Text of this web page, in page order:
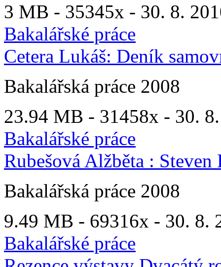
3 MB - 35345x - 30. 8.
Bakalářské práce
Cetera Lukáš: Deník
Bakalářská práce 2008
23.94 MB - 31458x - 30.
Bakalářské práce
Rubešová Alžběta : Steven
Bakalářská práce 2008
9.49 MB - 69316x - 30. 8.
Bakalářské práce